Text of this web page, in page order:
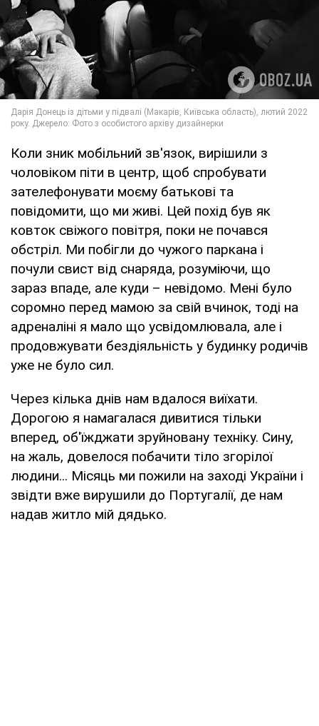
Коли зник мобільний зв'язок, вирішили з
чоловіком піти в центр, щоб спробувати
зателефонувати моєму батькові та
повідомити, що ми живі. Цей похід був як
ковток свіжого повітря, поки не почався
обстріл. Ми побігли до чужого паркана і
почули свист від снаряда, розуміючи, що
зараз впаде, але куди – невідомо. Мені було
соромно перед мамою за свій вчинок, тоді на
адреналіні я мало що усвідомлювала, але і
продовжувати бездіяльність у будинку родичів
уже не було сил.
Через кілька днів нам вдалося виїхати.
Дорогою я намагалася дивитися тільки
вперед, об'їжджати зруйновану техніку. Сину,
на жаль, довелося побачити тіло згорілої
людини... Місяць ми пожили на заході України і
звідти вже вирушили до Португалії, де нам
надав житло мій дядько.